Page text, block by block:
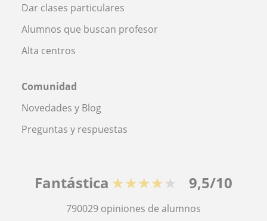
Dar clases particulares
Alumnos que buscan profesor
Alta centros
Comunidad
Novedades y Blog
Preguntas y respuestas
Fantástica ★★★★★ 9,5/10
790029 opiniones de alumnos